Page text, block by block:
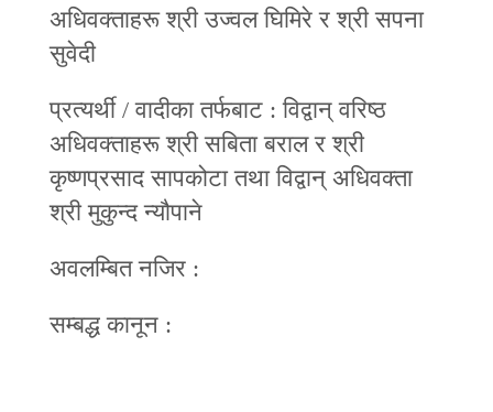
अधिवक्ताहरू श्री उज्वल घिमिरे र श्री सपना
सुवेदी
प्रत्यर्थी / वादीका तर्फबाट : विद्वान्‌ वरिष्ठ
अधिवक्ताहरू श्री सबिता बराल र श्री
कृष्णप्रसाद सापकोटा तथा विद्वान्‌ अधिवक्ता
श्री मुकुन्द न्यौपाने
अवलम्बित नजिर :
सम्बद्ध कानून :